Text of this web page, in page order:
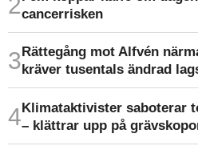
cancer­risken
Rättegång mot Alfvén
kräver tusentals ändrad
Klimat­aktivister saboterar
– klättrar upp på